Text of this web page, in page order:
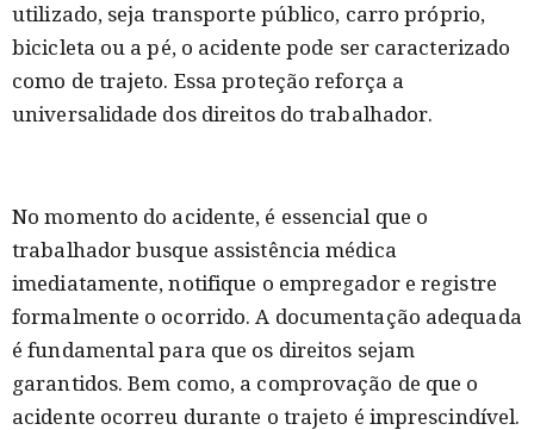
utilizado, seja transporte público, carro próprio,
bicicleta ou a pé, o acidente pode ser caracterizado
como de trajeto. Essa proteção reforça a
universalidade dos direitos do trabalhador.
No momento do acidente, é essencial que o
trabalhador busque assistência médica
imediatamente, notifique o empregador e registre
formalmente o ocorrido. A documentação adequada
é fundamental para que os direitos sejam
garantidos. Bem como, a comprovação de que o
acidente ocorreu durante o trajeto é imprescindível.